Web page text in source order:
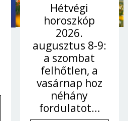
Hétvégi
horoszkóp
2026.
augusztus 8-9:
a szombat
felhőtlen, a
vasárnap hoz
néhány
fordulatot…